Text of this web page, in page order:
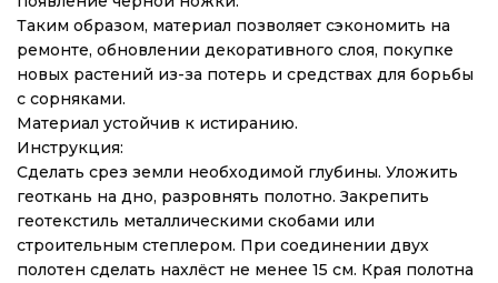
Таким образом, материал позволяет сэкономить на
ремонте, обновлении декоративного слоя, покупке
новых растений из-за потерь и средствах для борьбы
с сорняками.
Материал устойчив к истиранию.
Инструкция:
Сделать срез земли необходимой глубины. Уложить
геоткань на дно, разровнять полотно. Закрепить
геотекстиль металлическими скобами или
строительным степлером. При соединении двух
полотен сделать нахлёст не менее 15 см. Края полотна